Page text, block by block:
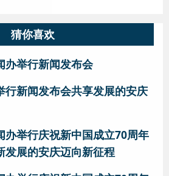
猜你喜欢
办举行新闻发布会
行新闻发布会共享发展的安庆
办举行庆祝新中国成立70周年
发展的安庆迈向新征程